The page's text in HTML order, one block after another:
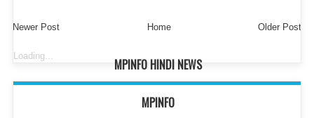
Newer Post Older Post
Home
MPINFO HINDI NEWS
Loading...
MPINFO